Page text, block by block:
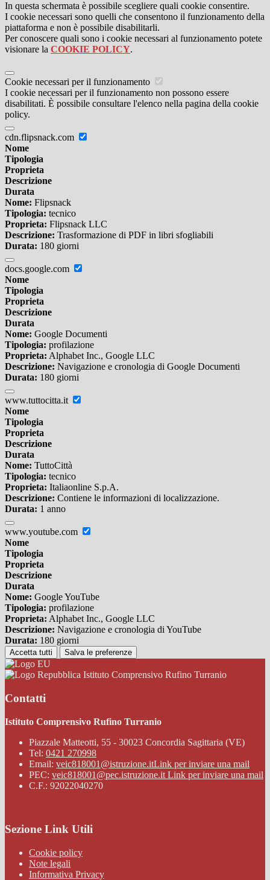
In questa schermata è possibile scegliere quali cookie consentire.
I cookie necessari sono quelli che consentono il funzionamento della
piattaforma e non è possibile disabilitarli.
Per conoscere quali sono i cookie necessari al funzionamento potete
visionare la COOKIE POLICY.
Cookie necessari per il funzionamento
I cookie necessari per il funzionamento non possono essere
disabilitati. È possibile consultare l'elenco nella pagina della cookie
policy.
cdn.flipsnack.com
Nome
Tipologia
Proprieta
Descrizione
Durata
Nome: Flipsnack
Tipologia: tecnico
Proprieta: Flipsnack LLC
Descrizione: Trasformazione di PDF in libri sfogliabili
Durata: 180 giorni
docs.google.com
Nome
Tipologia
Proprieta
Descrizione
Durata
Nome: Google Documenti
Tipologia: profilazione
Proprieta: Alphabet Inc., Google LLC
Descrizione: Navigazione e cronologia di Google Documenti
Durata: 180 giorni
www.tuttocitta.it
Nome
Tipologia
Proprieta
Descrizione
Durata
Nome: TuttoCittà
Tipologia: tecnico
Proprieta: Italiaonline S.p.A.
Descrizione: Contiene le informazioni di localizzazione.
Durata: 1 anno
www.youtube.com
Nome
Tipologia
Proprieta
Descrizione
Durata
Nome: Google YouTube
Tipologia: profilazione
Proprieta: Alphabet Inc., Google LLC
Descrizione: Navigazione e cronologia di YouTube
Durata: 180 giorni
Accetta tutti Salva le preferenze
Istituto Comprensivo Rufino Turranio
Contatti
Istituto Comprensivo Rufino Turranio
Piazzale Matteotti, 55 - 30023 Concordia Sagittaria (VE)
Tel: 0421 270998
Email: veic818001@istruzione.itLink per inviare una mail
PEC: veic818001@pec.istruzione.it Link per inviare una mail
C.F.: 92022040270
Sezione Link Utili
Cookie policy
Note legali
Informativa Privacy